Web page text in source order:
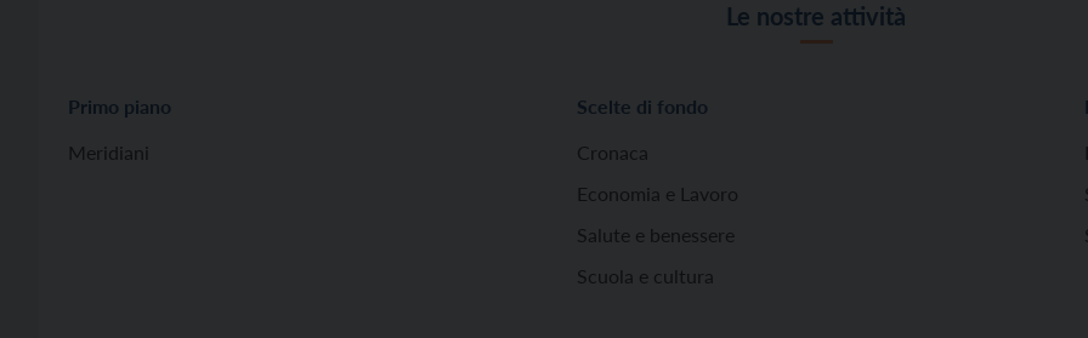
Le nostre attività
Primo piano
Meridiani
Scelte di fondo
Cronaca
Economia e Lavoro
Salute e benessere
Scuola e cultura